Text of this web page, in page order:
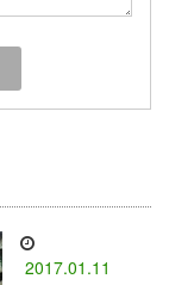
2017.01.11